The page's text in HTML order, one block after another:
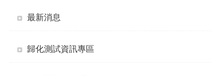
最新消息
歸化測試資訊專區